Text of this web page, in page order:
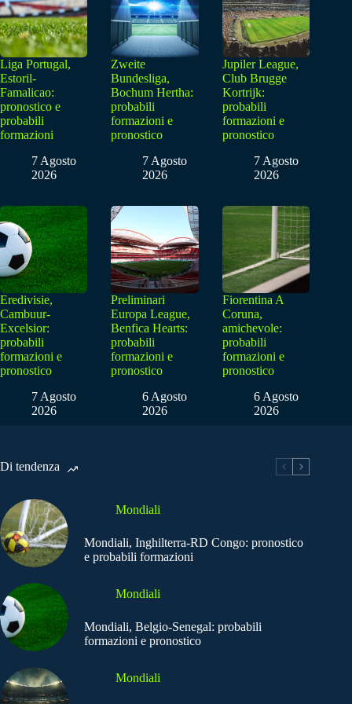
Liga Portugal,
Estoril-
Famalicao:
pronostico e
probabili
formazioni
7 Agosto
2026
Zweite
Bundesliga,
Bochum Hertha:
probabili
formazioni e
pronostico
7 Agosto
2026
Jupiler League,
Club Brugge
Kortrijk:
probabili
formazioni e
pronostico
7 Agosto
2026
Eredivisie,
Cambuur-
Excelsior:
probabili
formazioni e
pronostico
7 Agosto
2026
Preliminari
Europa League,
Benfica Hearts:
probabili
formazioni e
pronostico
6 Agosto
2026
Fiorentina A
Coruna,
amichevole:
probabili
formazioni e
pronostico
6 Agosto
2026
Di tendenza
Mondiali
Mondiali, Inghilterra-RD Congo: pronostico
e probabili formazioni
Mondiali
Mondiali, Belgio-Senegal: probabili
formazioni e pronostico
Mondiali